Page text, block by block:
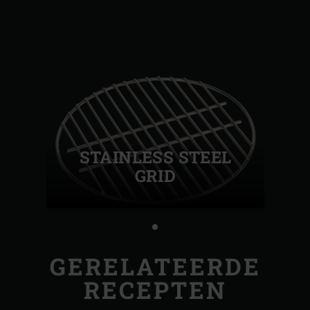
STAINLESS STEEL
GRID
GERELATEERDE
RECEPTEN